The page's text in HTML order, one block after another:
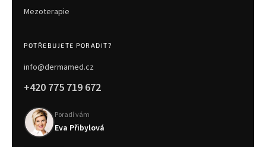
Mezoterapie
POTŘEBUJETE PORADIT?
info@dermamed.cz
+420 775 719 672
Poradí vám
Eva Přibylová